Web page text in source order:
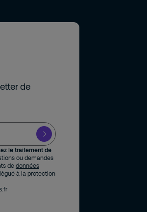
de
le traitement de
ou demandes
de données
à la protection